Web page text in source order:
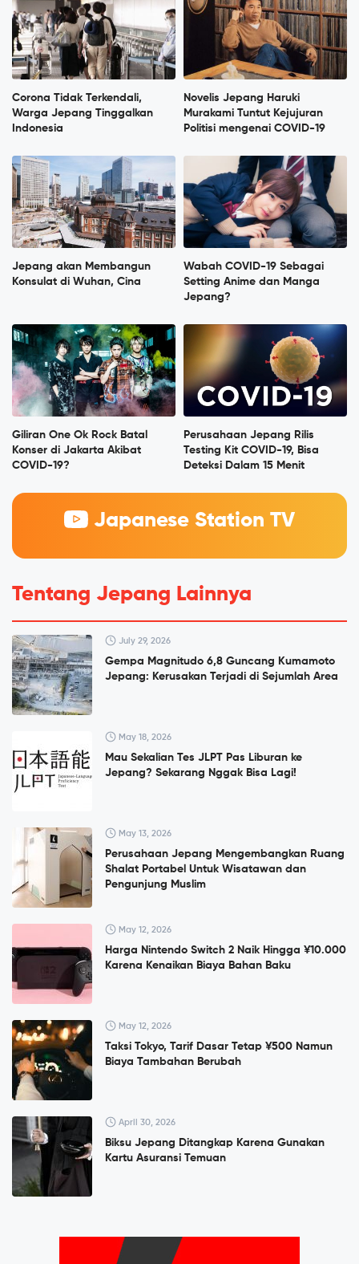
Corona Tidak Terkendali,
Warga Jepang Tinggalkan
Indonesia
Novelis Jepang Haruki
Murakami Tuntut Kejujuran
Politisi mengenai COVID-19
Jepang akan Membangun
Konsulat di Wuhan, Cina
Wabah COVID-19 Sebagai
Setting Anime dan Manga
Jepang?
Giliran One Ok Rock Batal
Konser di Jakarta Akibat
COVID-19?
Perusahaan Jepang Rilis
Testing Kit COVID-19, Bisa
Deteksi Dalam 15 Menit
Japanese Station TV
Tentang Jepang Lainnya
July 29, 2026
Gempa Magnitudo 6,8 Guncang Kumamoto
Jepang: Kerusakan Terjadi di Sejumlah Area
May 18, 2026
Mau Sekalian Tes JLPT Pas Liburan ke
Jepang? Sekarang Nggak Bisa Lagi!
May 13, 2026
Perusahaan Jepang Mengembangkan Ruang
Shalat Portabel Untuk Wisatawan dan
Pengunjung Muslim
May 12, 2026
Harga Nintendo Switch 2 Naik Hingga ¥10.000
Karena Kenaikan Biaya Bahan Baku
May 12, 2026
Taksi Tokyo, Tarif Dasar Tetap ¥500 Namun
Biaya Tambahan Berubah
April 30, 2026
Biksu Jepang Ditangkap Karena Gunakan
Kartu Asuransi Temuan